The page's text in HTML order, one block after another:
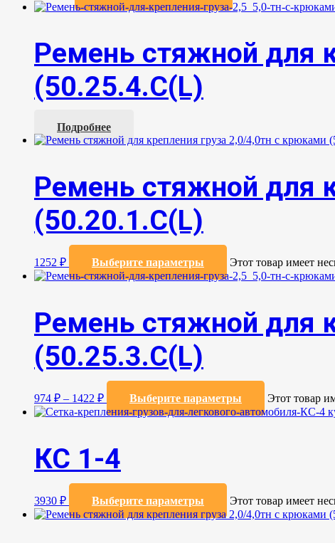
Ремень стяжной для
(50.25.4.С(L)
Подробнее
Ремень стяжной для
(50.20.1.С(L)
1252 ₽ Выберите параметры Этот товар имеет
Ремень стяжной для
(50.25.3.C(L)
974 ₽ – 1422 ₽ Выберите параметры Этот товар
КС 1-4
3930 ₽ Выберите параметры Этот товар имеет